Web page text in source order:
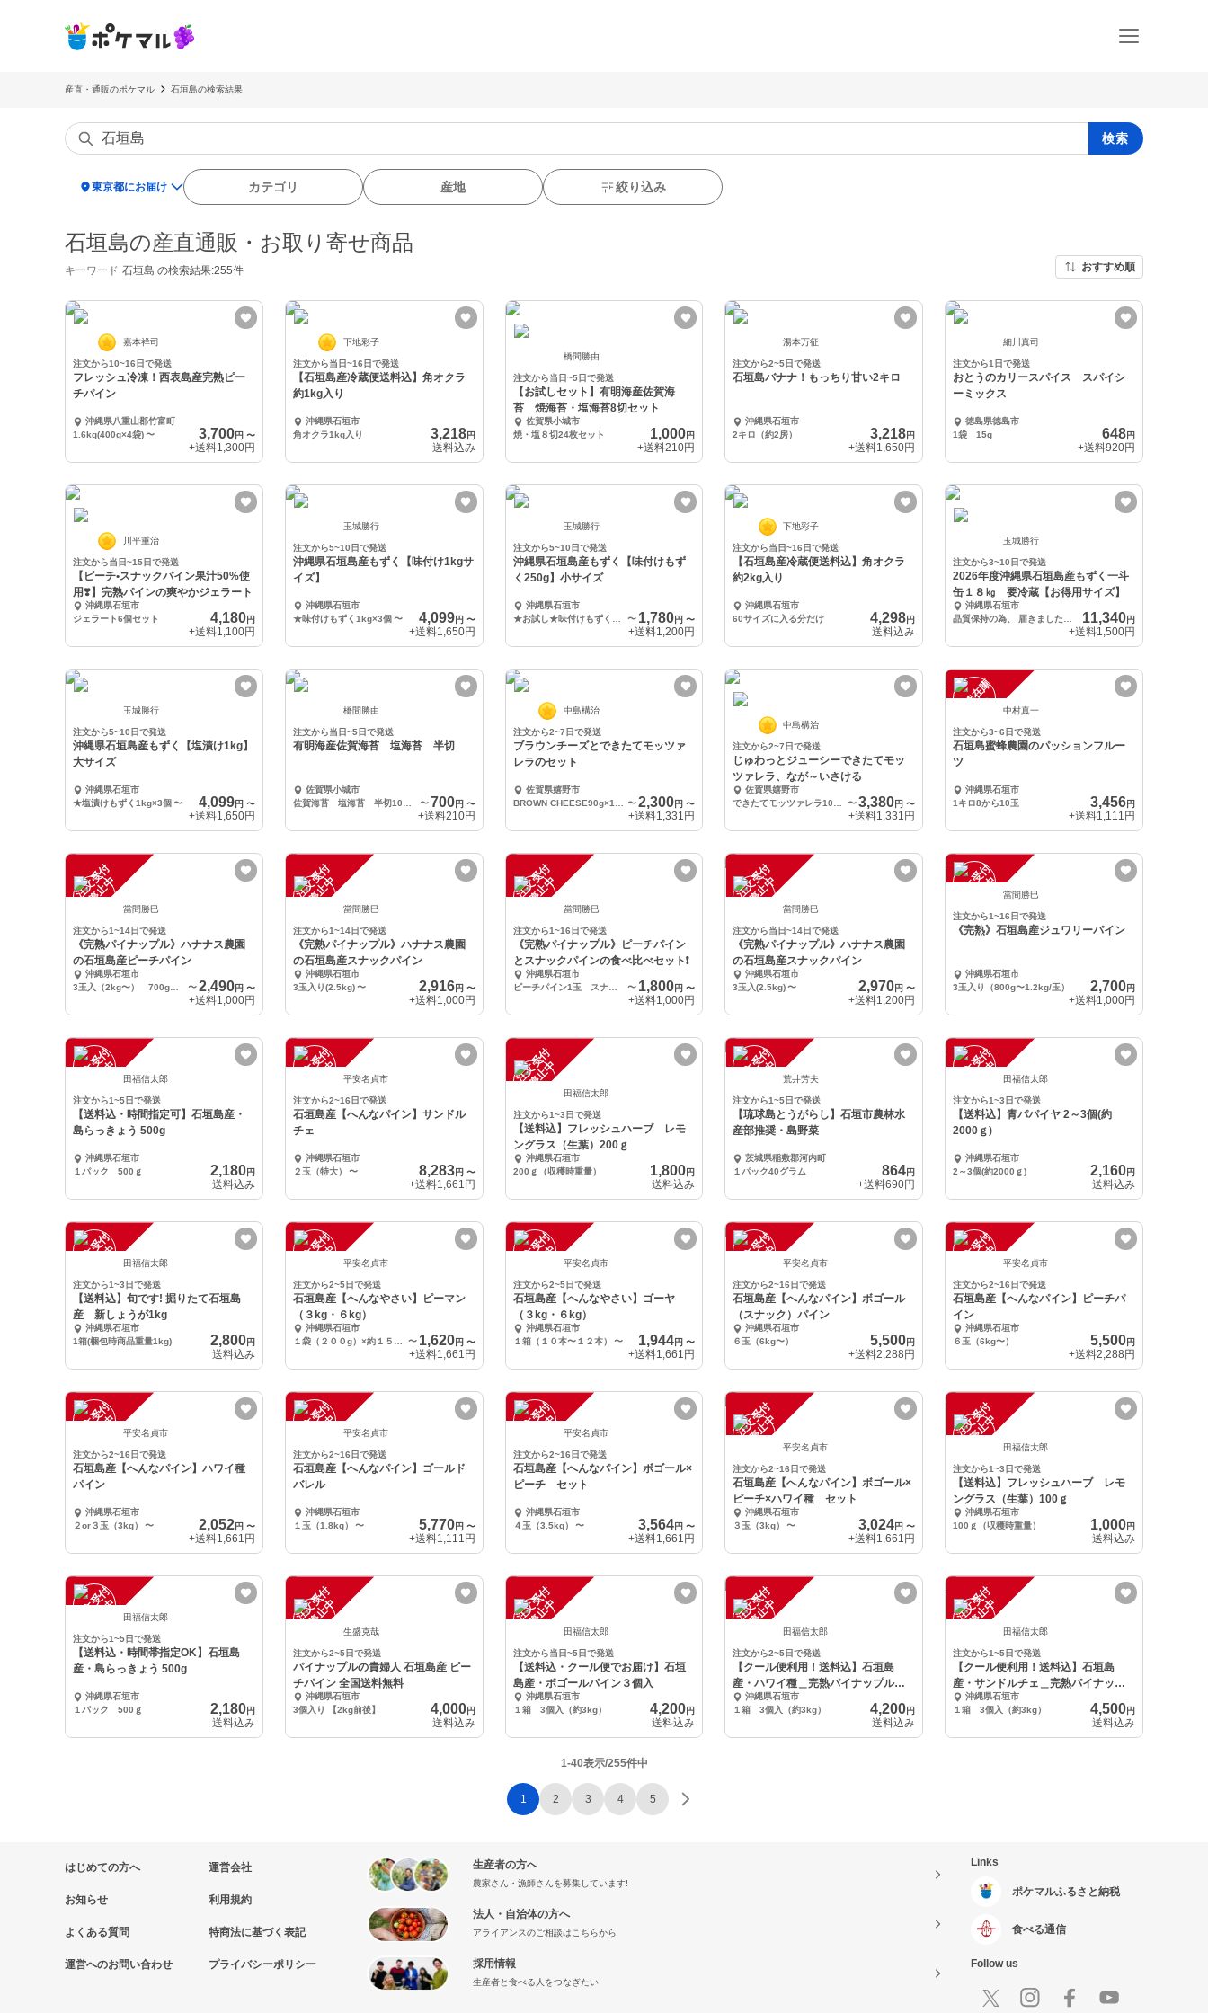
産直・通販のポケマル 石垣島の検索結果
検索
location_on東京都にお届け カテゴリ 産地 絞り込み
石垣島の産直通販・お取り寄せ商品
キーワード 石垣島 の検索結果:255件 おすすめ順
嘉本祥司
注文から10~16日で発送
フレッシュ冷凍！西表島産完熟ピー
チパイン
沖縄県八重山郡竹富町
1.6kg(400g×4袋)〜 3,700円 〜
+送料1,300円
下地彩子
注文から当日~16日で発送
【石垣島産冷蔵便送料込】角オクラ
約1kg入り
沖縄県石垣市
角オクラ1kg入り
3,218円
送料込み
橋間勝由
注文から当日~5日で発送
【お試しセット】有明海産佐賀海
苔 焼海苔・塩海苔8切セット
佐賀県小城市
焼・塩８切24枚セット
1,000円
+送料210円
湯本万征
注文から2~5日で発送
石垣島バナナ！もっちり甘い2キロ
沖縄県石垣市
2キロ（約2房）
3,218円
+送料1,650円
細川真司
注文から1日で発送
おとうのカリースパイス スパイシ
ーミックス
徳島県徳島市
1袋 15g
648円
+送料920円
川平重治
注文から当日~15日で発送
【ピーチ•スナックパイン果汁50%使
用❣️】完熟パインの爽やかジェラート
沖縄県石垣市
ジェラート6個セット
4,180円
+送料1,100円
玉城勝行
注文から5~10日で発送
沖縄県石垣島産もずく【味付け1kgサ
イズ】
沖縄県石垣市
★味付けもずく1kg×3個 〜 4,099円 〜
+送料1,650円
玉城勝行
注文から5~10日で発送
沖縄県石垣島産もずく【味付けもず
く250g】小サイズ
沖縄県石垣市
〜 1,780円〜
+送料1,200円
下地彩子
注文から当日~16日で発送
【石垣島産冷蔵便送料込】角オクラ
約2kg入り
沖縄県石垣市
60サイズに入る分だけ
4,298円
送料込み
玉城勝行
注文から3~10日で発送
2026年度沖縄県石垣島産もずく一斗
缶１８㎏ 要冷蔵【お得用サイズ】
沖縄県石垣市
11,340円
+送料1,500円
玉城勝行
注文から5~10日で発送
沖縄県石垣島産もずく【塩漬け1kg】
大サイズ
沖縄県石垣市
★塩漬けもずく1kg×3個 〜 4,099円 〜
+送料1,650円
橋間勝由
注文から当日~5日で発送
有明海産佐賀海苔 塩海苔 半切
佐賀県小城市
〜 700円 〜
+送料210円
中島構治
注文から2~7日で発送
ブラウンチーズとできたてモッツァ
レラのセット
佐賀県嬉野市
〜 2,300円〜
+送料1,331円
中島構治
注文から2~7日で発送
じゅわっとジューシーできたてモッ
ツァレラ、なが～いさける
佐賀県嬉野市
〜3,380円〜
+送料1,331円
一
時
在
庫
切
れ 中村真一
注文から3~6日で発送
石垣島蜜蜂農園のパッションフルー
ツ
沖縄県石垣市
1キロ8から10玉
3,456円
+送料1,111円
注
文
受
付
停
止
中
當間勝巳
注文から1~14日で発送
《完熟パイナップル》ハナナス農園
の石垣島産ピーチパイン
沖縄県石垣市
〜 2,490円 〜
+送料1,000円
注
文
受
付
停
止
中
當間勝巳
注文から1~14日で発送
《完熟パイナップル》ハナナス農園
の石垣島産スナックパイン
沖縄県石垣市
3玉入り(2.5kg) 〜 2,916円 〜
+送料1,000円
注
文
受
付
停
止
中
當間勝巳
注文から1~16日で発送
《完熟パイナップル》ピーチパイン
とスナックパインの食べ比べセット❗
沖縄県石垣市
ピーチパイン1玉 スナックパイン1玉 計2玉
〜 1,800円〜
+送料1,000円
注
文
受
付
停
止
中
當間勝巳
注文から当日~14日で発送
《完熟パイナップル》ハナナス農園
の石垣島産スナックパイン
沖縄県石垣市
3玉入(2.5kg) 〜 2,970円〜
+送料1,200円
注
文
受
付
停
止
中 當間勝巳
注文から1~16日で発送
《完熟》石垣島産ジュワリーパイン
沖縄県石垣市
3玉入り（800g〜1.2kg/玉）
2,700円
+送料1,000円
注
文
受
付
停
止
中 田福信太郎
注文から1~5日で発送
【送料込・時間指定可】石垣島産・
島らっきょう 500g
沖縄県石垣市
１パック 500ｇ
2,180円
送料込み
注
文
受
付
停
止
中 平安名貞市
注文から2~16日で発送
石垣島産【へんなパイン】サンドル
チェ
沖縄県石垣市
２玉（特大）
〜 8,283円 〜
+送料1,661円
注
文
受
付
停
止
中
田福信太郎
注文から1~3日で発送
【送料込】フレッシュハーブ レモ
ングラス（生葉）200ｇ
沖縄県石垣市
200ｇ（収穫時重量）
1,800円
送料込み
注
文
受
付
停
止
中 荒井芳夫
注文から1~5日で発送
【琉球島とうがらし】石垣市農林水
産部推奨・島野菜
茨城県稲敷郡河内町
１パック40グラム
864円
+送料690円
注
文
受
付
停
止
中 田福信太郎
注文から1~3日で発送
【送料込】青パパイヤ 2～3個(約
2000ｇ)
沖縄県石垣市
2～3個(約2000ｇ)
2,160円
送料込み
注
文
受
付
停
止
中 田福信太郎
注文から1~3日で発送
【送料込】旬です! 掘りたて石垣島
産 新しょうが1kg
沖縄県石垣市
1箱(梱包時商品重量1kg)
2,800円
送料込み
注
文
受
付
停
止
中 平安名貞市
注文から2~5日で発送
石垣島産【へんなやさい】ピーマン
（３kg・６kg）
沖縄県石垣市
〜 1,620円 〜
+送料1,661円
注
文
受
付
停
止
中 平安名貞市
注文から2~5日で発送
石垣島産【へんなやさい】ゴーヤ
（３kg・６kg）
沖縄県石垣市
１箱（１０本〜１２本）
〜 1,944円〜
+送料1,661円
注
文
受
付
停
止
中 平安名貞市
注文から2~16日で発送
石垣島産【へんなパイン】ボゴール
（スナック）パイン
沖縄県石垣市
６玉（6kg〜）
5,500円
+送料2,288円
注
文
受
付
停
止
中 平安名貞市
注文から2~16日で発送
石垣島産【へんなパイン】ピーチパ
イン
沖縄県石垣市
６玉（6kg〜）
5,500円
+送料2,288円
注
文
受
付
停
止
中 平安名貞市
注文から2~16日で発送
石垣島産【へんなパイン】ハワイ種
パイン
沖縄県石垣市
２or３玉（3kg）
〜 2,052円 〜
+送料1,661円
注
文
受
付
停
止
中 平安名貞市
注文から2~16日で発送
石垣島産【へんなパイン】ゴールド
バレル
沖縄県石垣市
１玉（1.8kg）
〜 5,770円 〜
+送料1,111円
注
文
受
付
停
止
中 平安名貞市
注文から2~16日で発送
石垣島産【へんなパイン】ボゴール×
ピーチ セット
沖縄県石垣市
４玉（3.5kg）
〜 3,564円〜
+送料1,661円
注
文
受
付
停
止
中
平安名貞市
注文から2~16日で発送
石垣島産【へんなパイン】ボゴール×
ピーチ×ハワイ種 セット
沖縄県石垣市
３玉（3kg）
〜 3,024円〜
+送料1,661円
注
文
受
付
停
止
中
田福信太郎
注文から1~3日で発送
【送料込】フレッシュハーブ レモ
ングラス（生葉）100ｇ
沖縄県石垣市
100ｇ（収穫時重量）
1,000円
送料込み
注
文
受
付
停
止
中 田福信太郎
注文から1~5日で発送
【送料込・時間帯指定OK】石垣島
産・島らっきょう 500g
沖縄県石垣市
１パック 500ｇ
2,180円
送料込み
注
文
受
付
停
止
中
生盛克哉
注文から2~5日で発送
パイナップルの貴婦人 石垣島産 ピー
チパイン 全国送料無料
沖縄県石垣市
3個入り 【2kg前後】
4,000円
送料込み
注
文
受
付
停
止
中
田福信太郎
注文から当日~5日で発送
【送料込・クール便でお届け】石垣
島産・ボゴールパイン３個入
沖縄県石垣市
１箱 3個入（約3kg）
4,200円
送料込み
注
文
受
付
停
止
中
田福信太郎
注文から2~5日で発送
【クール便利用！送料込】石垣島
産・ハワイ種＿完熟パイナップル３
個入沖縄県石垣市
１箱 3個入（約3kg）
4,200円
送料込み
注
文
受
付
停
止
中
田福信太郎
注文から1~5日で発送
【クール便利用！送料込】石垣島
産・サンドルチェ＿完熟パイナップ
ル３個入
沖縄県石垣市
１箱 3個入（約3kg）
4,500円
送料込み
1-40表示/255件中
1 2 3 4 5
はじめての方へ
お知らせ
よくある質問
運営へのお問い合わせ
運営会社
利用規約
特商法に基づく表記
プライバシーポリシー
生産者の方へ
農家さん・漁師さんを募集しています!
法人・自治体の方へ
アライアンスのご相談はこちらから
採用情報
生産者と食べる人をつなぎたい
Links
ポケマルふるさと納税
食べる通信
Follow us